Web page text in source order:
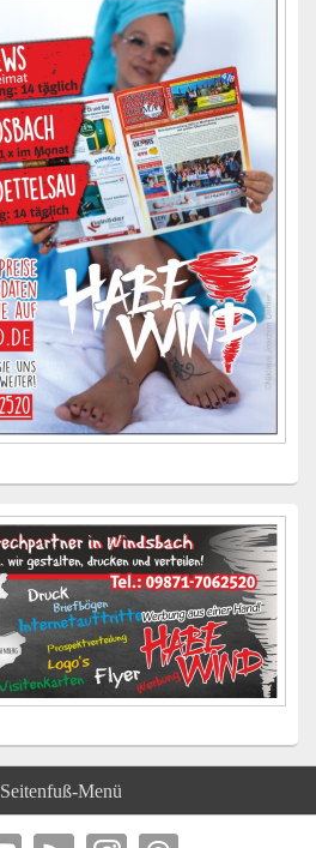
Seitenfuß-Menü